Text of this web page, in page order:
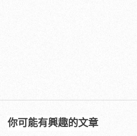
你可能有興趣的文章